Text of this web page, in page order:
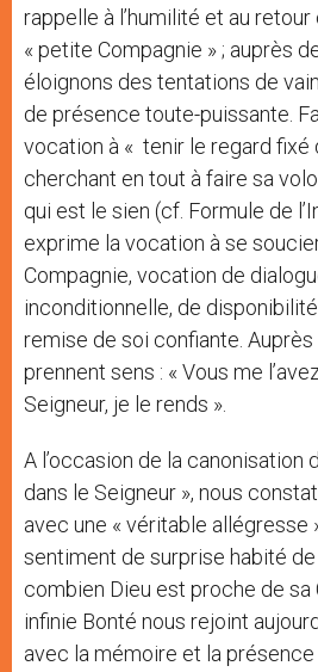
rappelle à l’humilité et au
« petite Compagnie » ; auprès
éloignons des tentations de
de présence toute-puissante.
vocation à « tenir le regard fixé
cherchant en tout à faire sa
qui est le sien (cf. Formule de
exprime la vocation à se
Compagnie, vocation de
inconditionnelle, de
remise de soi confiante.
prennent sens : « Vous me
Seigneur, je le rends ».
A l’occasion de la canonisation
dans le Seigneur », nous
avec une « véritable allégresse
sentiment de surprise habité
combien Dieu est proche de sa
infinie Bonté nous rejoint
avec la mémoire et la